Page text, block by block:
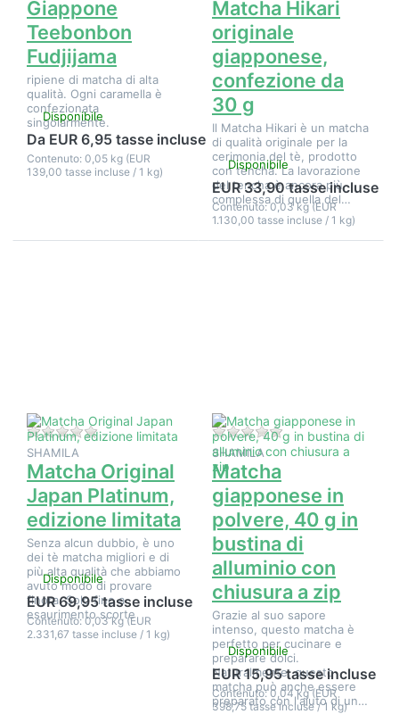
Giappone
Teebonbon
Fudjijama
ripiene di matcha di alta
qualità. Ogni caramella è
confezionata
singolarmente.
Disponibile
Da EUR 6,95 tasse incluse
Contenuto: 0,05 kg (EUR
139,00 tasse incluse / 1 kg)
Matcha Hikari
originale
giapponese,
confezione da
30 g
Il Matcha Hikari è un matcha
di qualità originale per la
cerimonia del tè, prodotto
con tencha. La lavorazione
del tencha è ancora più
complessa di quella del…
Disponibile
EUR 33,90 tasse incluse
Contenuto: 0,03 kg (EUR
1.130,00 tasse incluse / 1 kg)
Non ci sono ancora recensioni per questo prodotto.
SHAMILA
Matcha Original
Japan Platinum,
edizione limitata
Senza alcun dubbio, è uno
dei tè matcha migliori e di
più alta qualità che abbiamo
avuto modo di provare
finora. Solo fino a
esaurimento scorte
Disponibile
EUR 69,95 tasse incluse
Contenuto: 0,03 kg (EUR
2.331,67 tasse incluse / 1 kg)
Non ci sono
SHAMILA
Matcha
giapponese in
polvere, 40 g in
bustina di
alluminio con
chiusura a zip
Grazie al suo sapore
intenso, questo matcha è
perfetto per cucinare e
preparare dolci.
Naturalmente, questo
matcha può anche essere
preparato con l'aiuto di un…
Disponibile
EUR 15,95 tasse incluse
Contenuto: 0,04 kg (EUR
398,75 tasse incluse / 1 kg)
con
chiusura a
zip